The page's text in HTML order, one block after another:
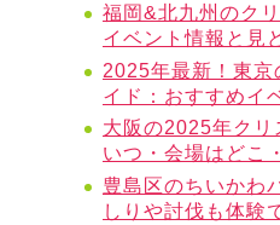
福岡&北九州のク
イベント情報と見
2025年最新！東
イド：おすすめイ
大阪の2025年クリ
いつ・会場はどこ
豊島区のちいかわ
しりや討伐も体験